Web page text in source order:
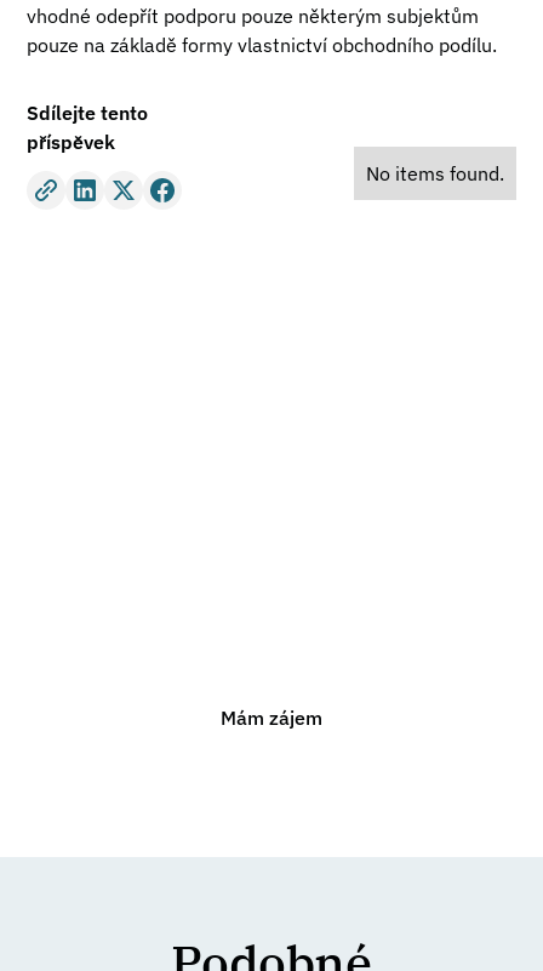
vhodné odepřít podporu pouze některým subjektům
pouze na základě formy vlastnictví obchodního podílu.
Sdílejte tento
příspěvek
No items found.
Mám zájem